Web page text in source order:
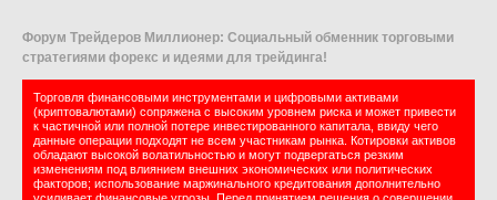
Форум Трейдеров Миллионер: Социальный обменник торговыми
стратегиями форекс и идеями для трейдинга!
Торговля финансовыми инструментами и цифровыми активами
(криптовалютами) сопряжена с высоким уровнем риска и может привести
к частичной или полной потере инвестированного капитала, ввиду чего
данные операции подходят не всем участникам рынка. Котировки активов
обладают высокой волатильностью и могут подвергаться резким
изменениям под влиянием внешних экономических или политических
факторов; использование маржинального кредитования дополнительно